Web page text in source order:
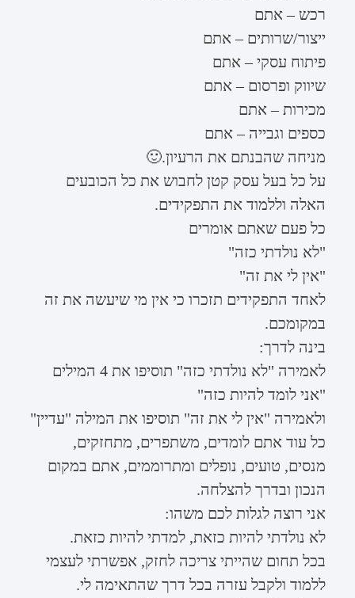
רכש – אתם
ייצור/שרותים – אתם
פיתוח עסקי – אתם
שיווק ופרסום – אתם
מכירות – אתם
כספים וגבייה – אתם
מניחה שהבנתם את הרעיון.🙂
על כל בעל עסק קטן לחבוש את כל הכובעים
האלה וללמוד את התפקידים.
כל פעם שאתם אומרים
"לא נולדתי כזה"
"אין לי את זה"
לאחד התפקידים תזכרו כי אין מי שיעשה את זה
במקומכם.
בינה לדרך:
לאמירה "לא נולדתי כזה" תוסיפו את 4 המילים
"אני לומד להיות כזה"
ולאמירה "אין לי את זה" תוסיפו את המילה "עדיין"
כל עוד אתם לומדים, משתפרים, מתחזקים,
מנסים, טועים, נופלים ומתרוממים, אתם במקום
הנכון ובדרך להצלחה.
אני רוצה לגלות לכם משהו:
לא נולדתי להיות כזאת, למדתי להיות כזאת.
בכל תחום שהייתי צריכה לחזק, אפשרתי לעצמי
ללמוד ולקבל עזרה בכל דרך שהתאימה לי.